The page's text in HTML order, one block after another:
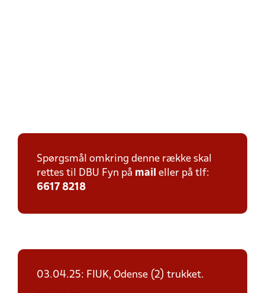
Spørgsmål omkring denne række skal
rettes til DBU Fyn på mail eller på tlf:
6617 8218
03.04.25: FIUK, Odense (2) trukket.